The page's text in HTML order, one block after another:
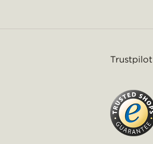
Trustpilot